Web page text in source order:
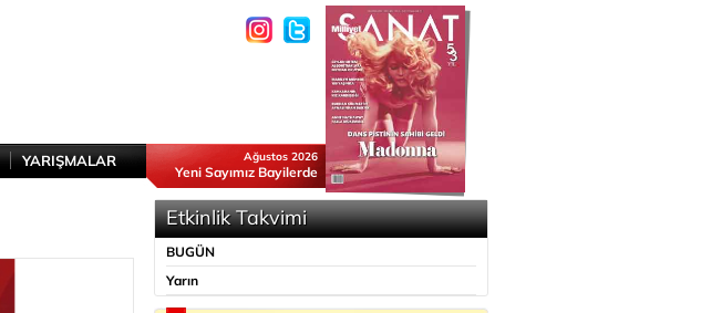
YARIŞMALAR Ağustos 2026
Yeni Sayımız Bayilerde
Etkinlik Takvimi
BUGÜN
Yarın